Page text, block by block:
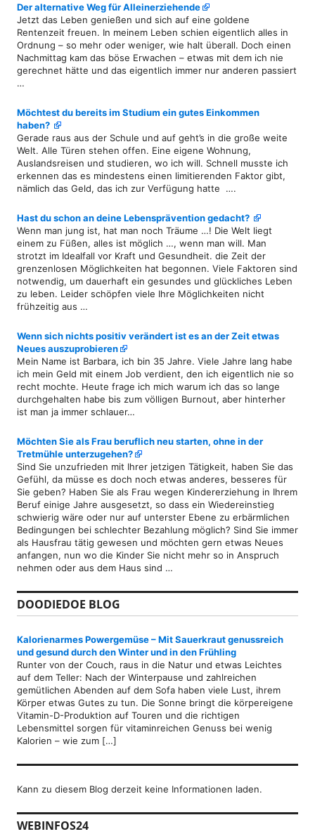
Der alternative Weg für Alleinerziehende
Jetzt das Leben genießen und sich auf eine goldene
Rentenzeit freuen. In meinem Leben schien eigentlich alles in
Ordnung – so mehr oder weniger, wie halt überall. Doch einen
Nachmittag kam das böse Erwachen – etwas mit dem ich nie
gerechnet hätte und das eigentlich immer nur anderen passiert
…
Möchtest du bereits im Studium ein gutes Einkommen
haben?
Gerade raus aus der Schule und auf geht’s in die große weite
Welt. Alle Türen stehen offen. Eine eigene Wohnung,
Auslandsreisen und studieren, wo ich will. Schnell musste ich
erkennen das es mindestens einen limitierenden Faktor gibt,
nämlich das Geld, das ich zur Verfügung hatte ….
Hast du schon an deine Lebensprävention gedacht?
Wenn man jung ist, hat man noch Träume …! Die Welt liegt
einem zu Füßen, alles ist möglich …, wenn man will. Man
strotzt im Idealfall vor Kraft und Gesundheit. die Zeit der
grenzenlosen Möglichkeiten hat begonnen. Viele Faktoren sind
notwendig, um dauerhaft ein gesundes und glückliches Leben
zu leben. Leider schöpfen viele Ihre Möglichkeiten nicht
frühzeitig aus …
Wenn sich nichts positiv verändert ist es an der Zeit etwas
Neues auszuprobieren
Mein Name ist Barbara, ich bin 35 Jahre. Viele Jahre lang habe
ich mein Geld mit einem Job verdient, den ich eigentlich nie so
recht mochte. Heute frage ich mich warum ich das so lange
durchgehalten habe bis zum völligen Burnout, aber hinterher
ist man ja immer schlauer…
Möchten Sie als Frau beruflich neu starten, ohne in der
Tretmühle unterzugehen?
Sind Sie unzufrieden mit Ihrer jetzigen Tätigkeit, haben Sie das
Gefühl, da müsse es doch noch etwas anderes, besseres für
Sie geben? Haben Sie als Frau wegen Kindererziehung in Ihrem
Beruf einige Jahre ausgesetzt, so dass ein Wiedereinstieg
schwierig wäre oder nur auf unterster Ebene zu erbärmlichen
Bedingungen bei schlechter Bezahlung möglich? Sind Sie immer
als Hausfrau tätig gewesen und möchten gern etwas Neues
anfangen, nun wo die Kinder Sie nicht mehr so in Anspruch
nehmen oder aus dem Haus sind …
DOODIEDOE BLOG
Kalorienarmes Powergemüse – Mit Sauerkraut genussreich
und gesund durch den Winter und in den Frühling
Runter von der Couch, raus in die Natur und etwas Leichtes
auf dem Teller: Nach der Winterpause und zahlreichen
gemütlichen Abenden auf dem Sofa haben viele Lust, ihrem
Körper etwas Gutes zu tun. Die Sonne bringt die körpereigene
Vitamin-D-Produktion auf Touren und die richtigen
Lebensmittel sorgen für vitaminreichen Genuss bei wenig
Kalorien – wie zum […]
Kann zu diesem Blog derzeit keine Informationen laden.
WEBINFOS24